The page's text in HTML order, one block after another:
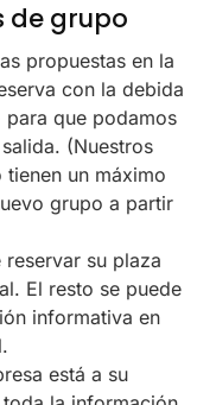
de grupo
propuestas en la
con la debida
para que podamos
(Nuestros
un máximo
grupo a partir
su plaza
El resto se puede
informativa en
está a su